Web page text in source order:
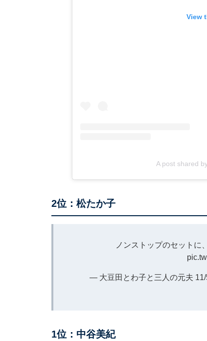
View
A post shared
2位：松たか子
ノンストップのセットに
— 大豆田とわ子と三人の元夫
1位：中谷美紀